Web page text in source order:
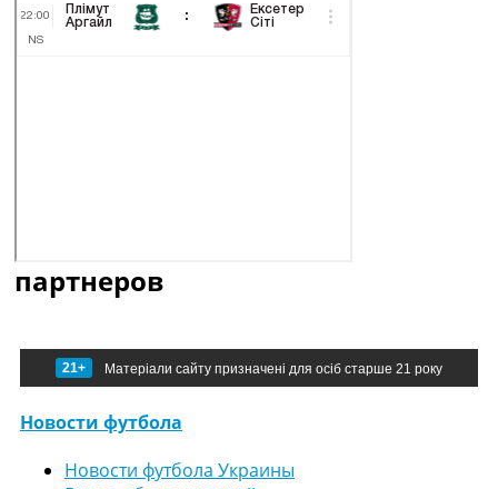
партнеров
21+ Матеріали сайту призначені для осіб старше 21 року
Новости футбола
Новости футбола Украины